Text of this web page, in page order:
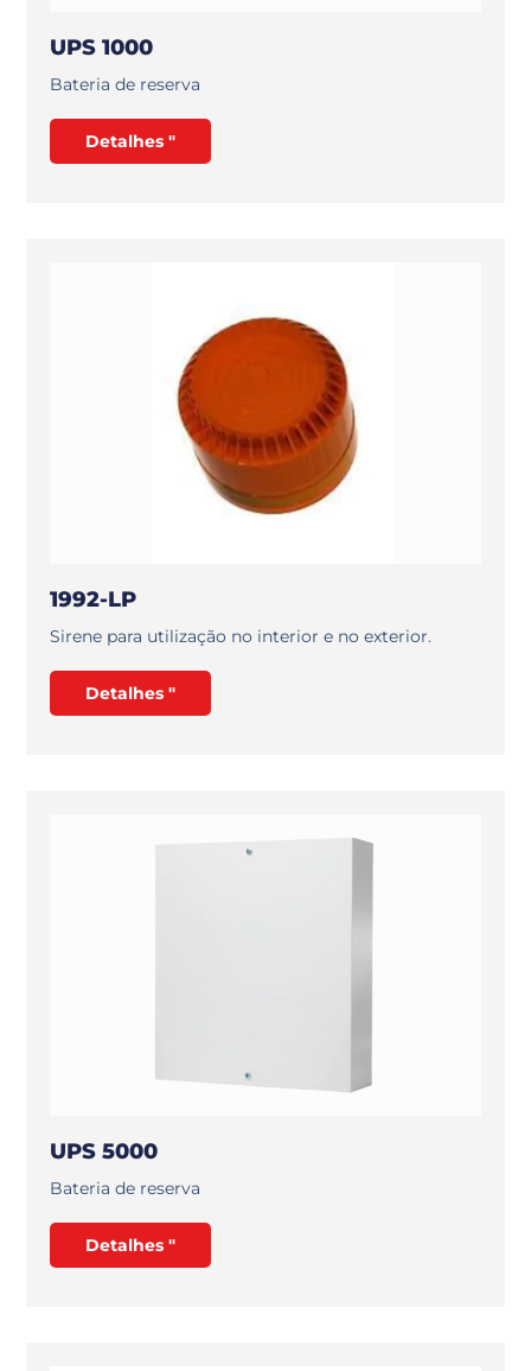
UPS 1000
Bateria de reserva
Detalhes "
1992-LP
Sirene para utilização no interior e no exterior.
Detalhes "
UPS 5000
Bateria de reserva
Detalhes "